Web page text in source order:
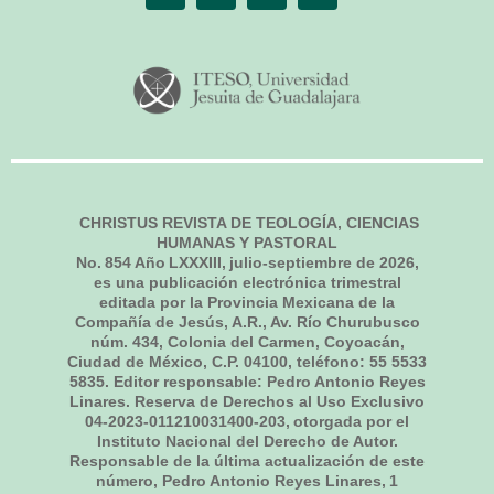
CHRISTUS REVISTA DE TEOLOGÍA, CIENCIAS
HUMANAS Y PASTORAL
No. 854Año LXXXIII, julio-septiembre de 2026,
es una publicación electrónica trimestral
editada por la Provincia Mexicana de la
Compañía de Jesús, A.R., Av. Río Churubusco
núm. 434, Colonia del Carmen, Coyoacán,
Ciudad de México, C.P. 04100, teléfono: 55 5533
5835. Editor responsable: Pedro Antonio Reyes
Linares. Reserva de Derechos al Uso Exclusivo
04-2023-011210031400-203, otorgada por el
Instituto Nacional del Derecho de Autor.
Responsable de la última actualización de este
número, Pedro Antonio Reyes Linares, 1